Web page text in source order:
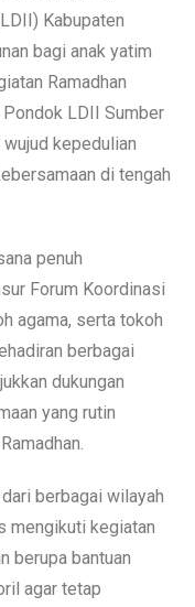
Kabupaten
bagi anak yatim
Ramadhan
LDII Sumber
kepedulian
di tengah
penuh
Forum Koordinasi
agama, serta tokoh
berbagai
dukungan
yang rutin
berbagai wilayah
mengikuti kegiatan
berupa bantuan
agar tetap